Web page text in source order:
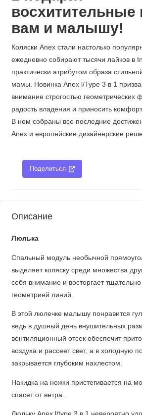
восхитительные
вам и малышу!
Коляски Anex стали настолько
ежедневно собирают тысячи лайков в
практически атрибутом образа
мамы. Новинка Anex l/Type 3 в 1
внимание строгостью геометрических
радость владения и приносить
В нем собраны все последние
Anex и европейские дизайнерские
Поделиться
Описание
Люлька
Спальный модуль необычной
выделяет коляску среди множества
себя внимание и восторгает
геометрией линий.
В этой люлечке малышу понравится
ведь в душный день внушительных
вентиляционный отсек обеспечит
воздуха и рассеет свет, а в холодную
закрывается глубоким нахлестом.
Накидка на ножки пристегивается на
спасет от ветра.